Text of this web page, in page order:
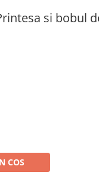
si bobul
COS